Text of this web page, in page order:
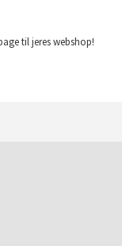
til jeres webshop!